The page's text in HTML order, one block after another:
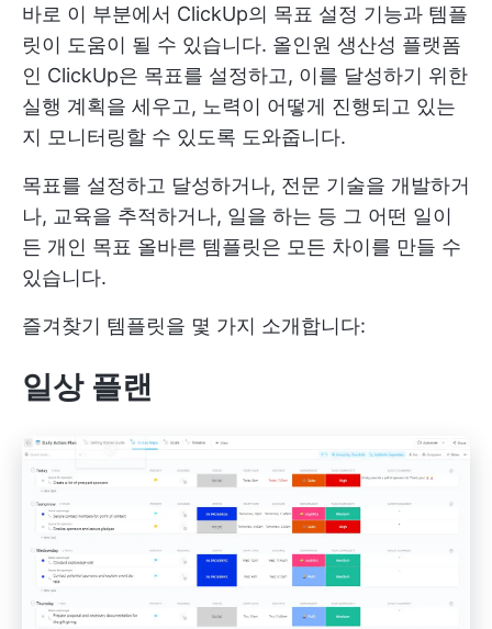
바로 이 부분에서 ClickUp의 목표 설정 기능과 템플
릿이 도움이 될 수 있습니다. 올인원 생산성 플랫폼
인 ClickUp은 목표를 설정하고, 이를 달성하기 위한
실행 계획을 세우고, 노력이 어떻게 진행되고 있는
지 모니터링할 수 있도록 도와줍니다.
목표를 설정하고 달성하거나, 전문 기술을 개발하거
나, 교육을 추적하거나, 일을 하는 등 그 어떤 일이
든 개인 목표 올바른 템플릿은 모든 차이를 만들 수
있습니다.
즐겨찾기 템플릿을 몇 가지 소개합니다:
일상 플랜